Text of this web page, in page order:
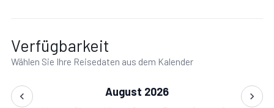
Für alle Gäste verfügbar: weiteres Zimmer, Garten.
Verfügbarkeit
Wählen Sie Ihre Reisedaten aus dem Kalender
August 2026